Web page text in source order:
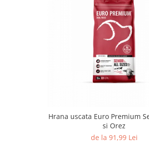
Hrana uscata Euro Premium
si Orez
de la 91,99 Lei